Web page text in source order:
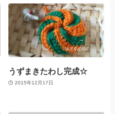
うずまきたわし完成☆
2015年12月17日